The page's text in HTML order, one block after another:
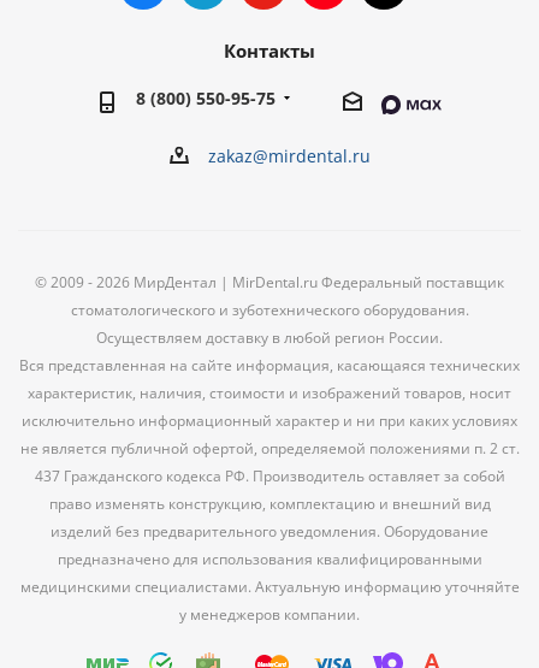
Контакты
8 (800) 550-95-75
zakaz@mirdental.ru
© 2009 - 2026 МирДентал | MirDental.ru Федеральный поставщик
стоматологического и зуботехнического оборудования.
Осуществляем доставку в любой регион России.
Вся представленная на сайте информация, касающаяся технических
характеристик, наличия, стоимости и изображений товаров, носит
исключительно информационный характер и ни при каких условиях
не является публичной офертой, определяемой положениями п. 2 ст.
437 Гражданского кодекса РФ. Производитель оставляет за собой
право изменять конструкцию, комплектацию и внешний вид
изделий без предварительного уведомления. Оборудование
предназначено для использования квалифицированными
медицинскими специалистами. Актуальную информацию уточняйте
у менеджеров компании.